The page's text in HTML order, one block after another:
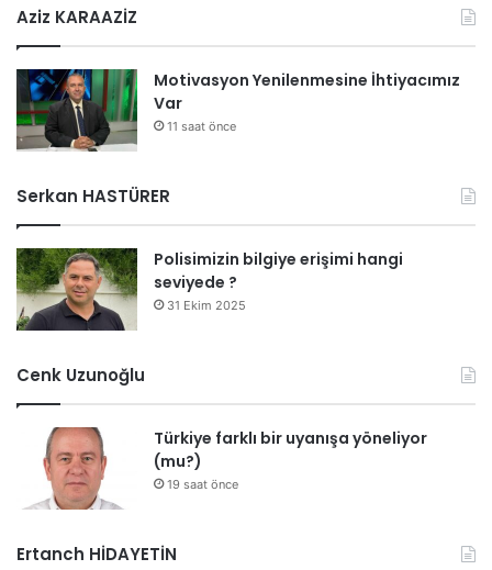
Aziz KARAAZİZ
Motivasyon Yenilenmesine İhtiyacımız
Var
11 saat önce
Serkan HASTÜRER
Polisimizin bilgiye erişimi hangi
seviyede ?
31 Ekim 2025
Cenk Uzunoğlu
Türkiye farklı bir uyanışa yöneliyor
(mu?)
19 saat önce
Ertanch HİDAYETİN